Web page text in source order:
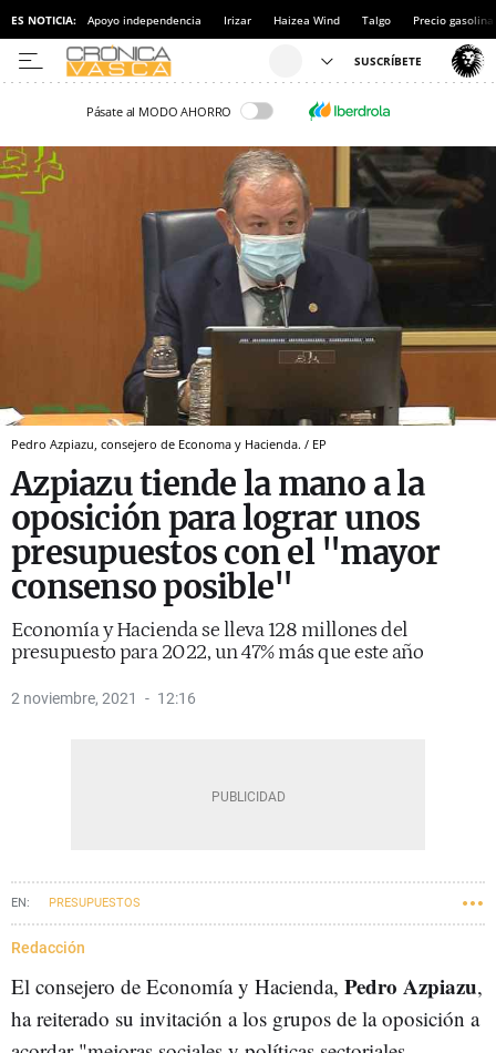
ES NOTICIA: Apoyo independencia Irizar Haizea Wind Talgo Precio gasolina
Pásate al MODO AHORRO
Pedro Azpiazu, consejero de Economa y Hacienda. / EP
Azpiazu tiende la mano a la
oposición para lograr unos
presupuestos con el "mayor
consenso posible"
Economía y Hacienda se lleva 128 millones del
presupuesto para 2022, un 47% más que este año
2 noviembre, 2021 12:16
PRESUPUESTOS
Redacción
El consejero de Economía y Hacienda, Pedro Azpiazu,
ha reiterado su invitación a los grupos de la oposición a